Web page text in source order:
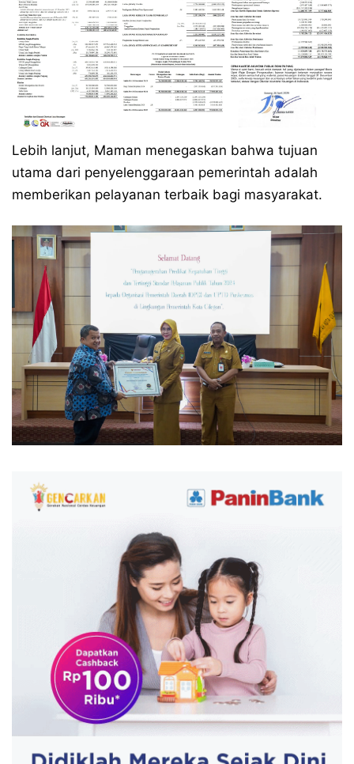
Lebih lanjut, Maman menegaskan bahwa tujuan
utama dari penyelenggaraan pemerintah adalah
memberikan pelayanan terbaik bagi masyarakat.